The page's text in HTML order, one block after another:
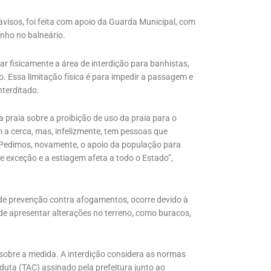
foi feita com apoio da Guarda Municipal, com
no balneário.
fisicamente a área de interdição para banhistas,
Essa limitação física é para impedir a passagem e
praia sobre a proibição de uso da praia para o
cerca, mas, infelizmente, tem pessoas que
novamente, o apoio da população para
e a estiagem afeta a todo o Estado”,
prevenção contra afogamentos, ocorre devido à
apresentar alterações no terreno, como buracos,
a medida. A interdição considera as normas
(TAC) assinado pela prefeitura junto ao